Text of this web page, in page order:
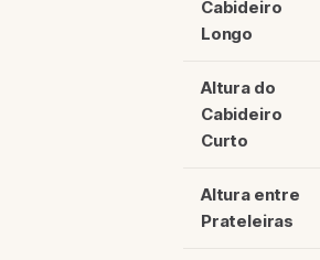
Cabideiro
Longo
Altura do
Cabideiro
Curto
Altura entre
Prateleiras